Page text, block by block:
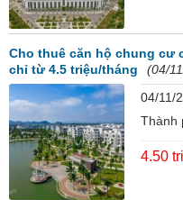
Cho thuê căn hộ chung cư
chỉ từ 4.5 triệu/tháng
(04/
04/11/
Thành
4.50